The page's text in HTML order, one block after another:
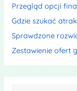
Przegląd opcji
Gdzie szukać
Sprawdzone
Zestawienie ofert